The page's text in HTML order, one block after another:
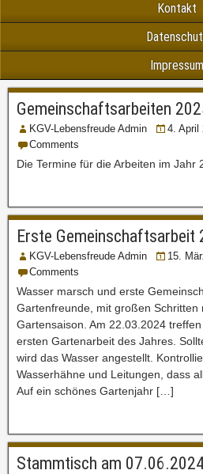
Kontakt
Impressum
Gemeinschaftsarbeiten
KGV-Lebensfreude Admin 4. April
Comments
Die Termine für die Arbeiten im Jahr
Erste Gemeinschaftsarbeit
KGV-Lebensfreude Admin 15.
Comments
Wasser marsch und erste
Gartenfreunde, mit großen Schritten
Gartensaison. Am 22.03.2024
ersten Gartenarbeit des Jahres.
wird das Wasser angestellt.
Wasserhähne und Leitungen, dass
Auf ein schönes Gartenjahr […]
Stammtisch am